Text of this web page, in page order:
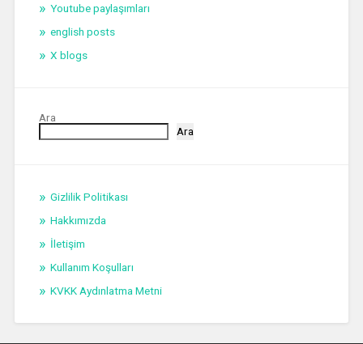
Youtube paylaşımları
english posts
X blogs
Ara
Ara
Gizlilik Politikası
Hakkımızda
İletişim
Kullanım Koşulları
KVKK Aydınlatma Metni